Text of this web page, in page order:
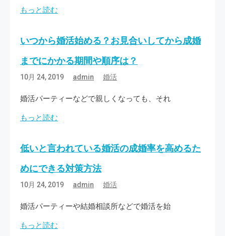
もっと読む
いつから婚活始める？お見合いしてから成婚
までにかかる期間や順序は？
10月 24, 2019 admin 婚活
婚活パーティーなどで親しくなっても、それ
もっと読む
低いと言われている婚活の成婚率を高めるた
めにできる対策方法
10月 24, 2019 admin 婚活
婚活パーティーや結婚相談所などで婚活を始
もっと読む